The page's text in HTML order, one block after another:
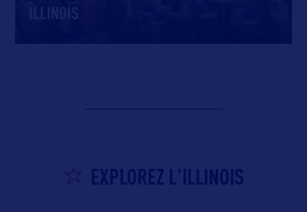
ILLINOIS
EXPLOREZ L'ILLINOIS